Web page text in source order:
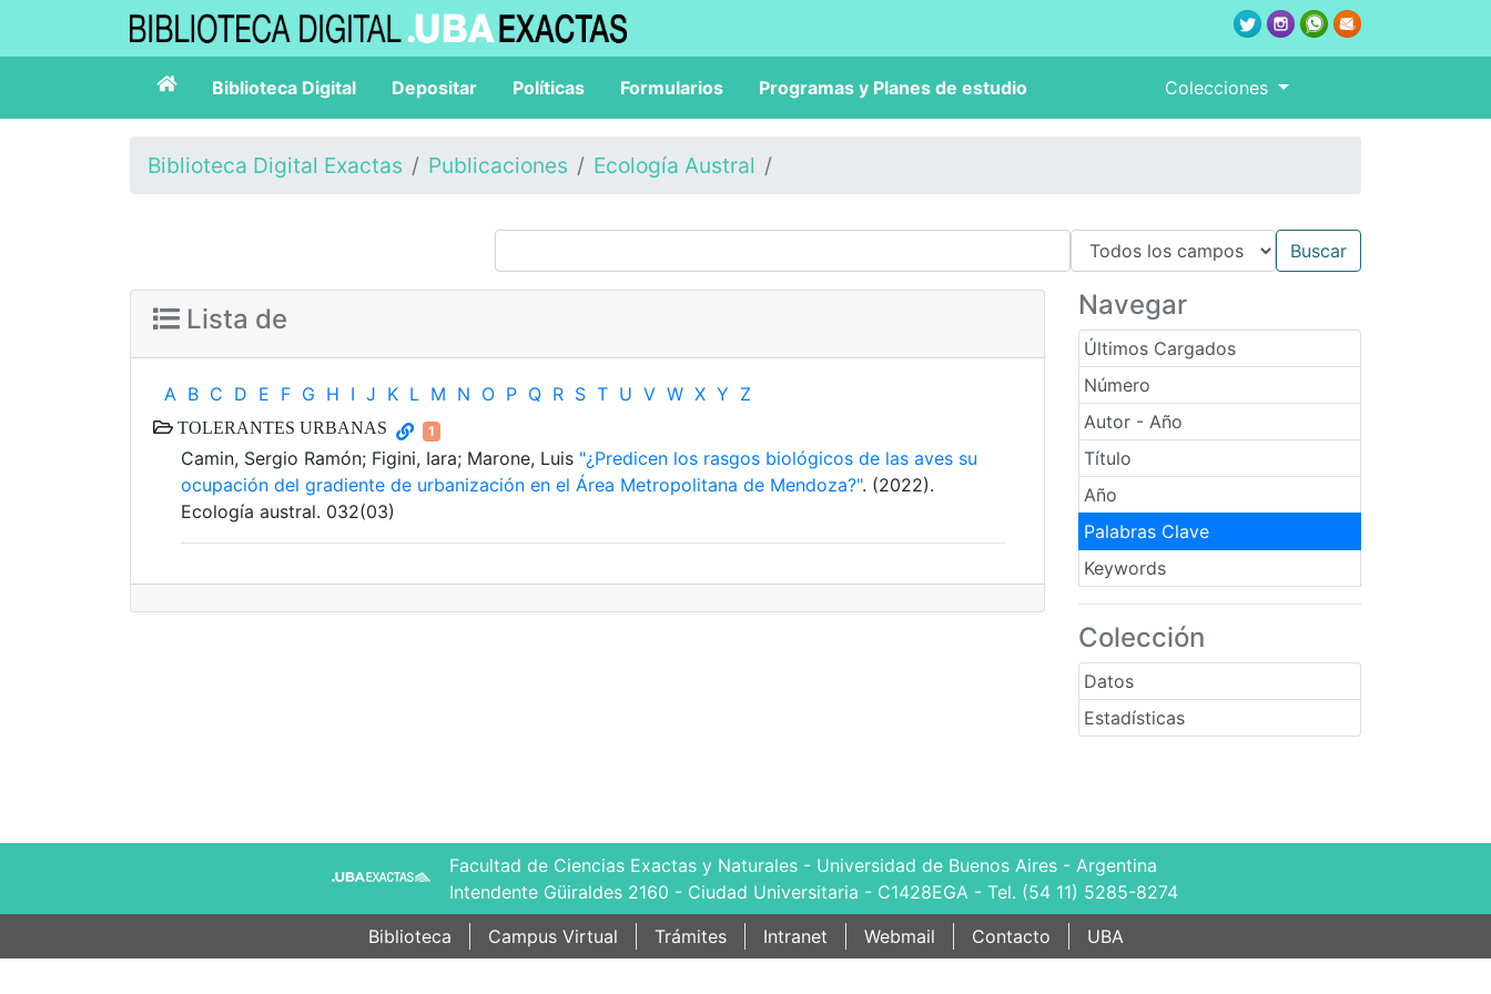
Biblioteca Digital Depositar Políticas Formularios Programas y Planes de estudio Colecciones
Biblioteca Digital Exactas Publicaciones Ecología Austral
Navegar
Últimos Cargados
Número
Autor - Año
Título
Año
Palabras Clave
Keywords
Colección
Datos
Estadísticas
Lista de
A B C D E F G H I J K L M N O P Q R S T U V W X Y Z
TOLERANTES URBANAS 1
Camin, Sergio Ramón; Figini, Iara; Marone, Luis "¿Predicen los rasgos biológicos de las aves su
ocupación del gradiente de urbanización en el Área Metropolitana de Mendoza?". (2022).
Ecología austral. 032(03)
Facultad de Ciencias Exactas y Naturales - Universidad de Buenos Aires - Argentina
Intendente Güiraldes 2160 - Ciudad Universitaria - C1428EGA - Tel. (54 11) 5285-8274
Biblioteca
Campus Virtual Trámites Intranet Webmail Contacto UBA